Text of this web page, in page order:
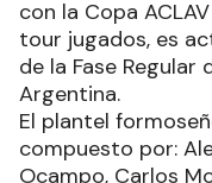
con la Copa
tour jugados, es
de la Fase Regular
Argentina.
El plantel
compuesto por:
Ocampo, Carlos